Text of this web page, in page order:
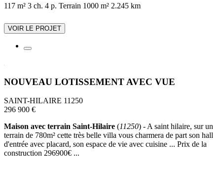
117 m² 3 ch. 4 p. Terrain 1000 m² 2.245 km
VOIR LE PROJET
NOUVEAU LOTISSEMENT AVEC VUE
SAINT-HILAIRE 11250
296 900 €
Maison avec terrain Saint-Hilaire (11250) - A saint hilaire, sur un
terrain de 780m² cette très belle villa vous charmera de part son hall
d'entrée avec placard, son espace de vie avec cuisine ... Prix de la
construction 296900€ ...